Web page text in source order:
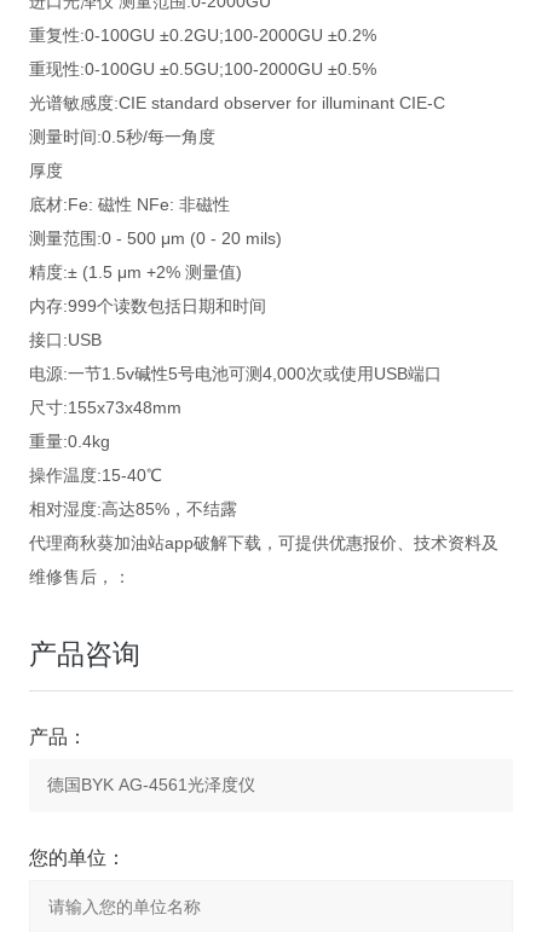
重复性:0-100GU ±0.2GU;100-2000GU ±0.2%
重现性:0-100GU ±0.5GU;100-2000GU ±0.5%
光谱敏感度:CIE standard observer for illuminant CIE-C
测量时间:0.5秒/每一角度
厚度
底材:Fe: 磁性 NFe: 非磁性
测量范围:0 - 500 μm (0 - 20 mils)
精度:± (1.5 μm +2% 测量值)
内存:999个读数包括日期和时间
接口:USB
电源:一节1.5v碱性5号电池可测4,000次或使用USB端口
尺寸:155x73x48mm
重量:0.4kg
操作温度:15-40℃
相对湿度:高达85%，不结露
代理商秋葵加油站app破解下载，可提供优惠报价、技术资料及
维修售后，：
产品咨询
产品：
您的单位：